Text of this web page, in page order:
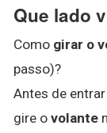
Que lado
Como girar o
passo)?
Antes de
gire o volante